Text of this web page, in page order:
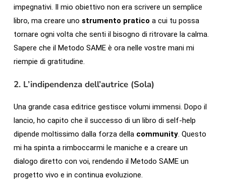
impegnativi. Il mio obiettivo non era scrivere un semplice
libro, ma creare uno strumento pratico a cui tu possa
tornare ogni volta che senti il bisogno di ritrovare la calma.
Sapere che il Metodo SAME è ora nelle vostre mani mi
riempie di gratitudine.
2. L’indipendenza dell’autrice (Sola)
Una grande casa editrice gestisce volumi immensi. Dopo il
lancio, ho capito che il successo di un libro di self-help
dipende moltissimo dalla forza della community. Questo
mi ha spinta a rimboccarmi le maniche e a creare un
dialogo diretto con voi, rendendo il Metodo SAME un
progetto vivo e in continua evoluzione.